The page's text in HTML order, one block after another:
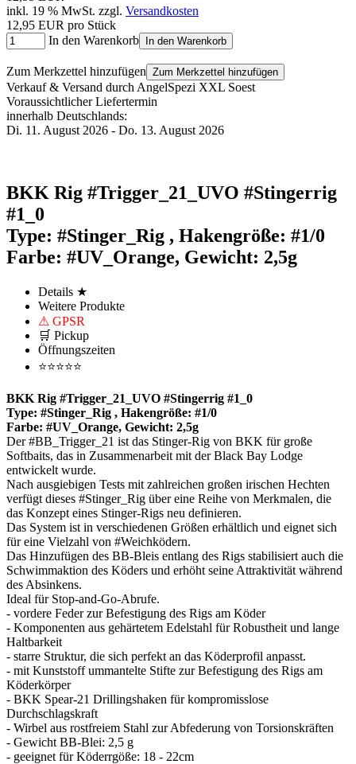
inkl. 19 % MwSt. zzgl. Versandkosten
12,95 EUR pro Stück
In den Warenkorb
In den Warenkorb
Zum Merkzettel hinzufügen Zum Merkzettel hinzufügen
Verkauf & Versand durch AngelSpezi XXL Soest
Voraussichtlicher Liefertermin
innerhalb Deutschlands:
Di. 11. August 2026 - Do. 13. August 2026
BKK Rig #Trigger_21_UVO #Stingerrig
#1_0
Type: #Stinger_Rig , Hakengröße: #1/0
Farbe: #UV_Orange, Gewicht: 2,5g
Details ★
Weitere Produkte
⚠ GPSR
🛒 Pickup
Öffnungszeiten
⭐⭐⭐⭐⭐
BKK Rig #Trigger_21_UVO #Stingerrig #1_0
Type: #Stinger_Rig , Hakengröße: #1/0
Farbe: #UV_Orange, Gewicht: 2,5g
Der #BB_Trigger_21 ist das Stinger-Rig von BKK für große
Softbaits, das in Zusammenarbeit mit der Black Bay Lodge
entwickelt wurde.
Nach ausgiebigen Tests mit zahlreichen großen irischen Hechten
verfügt dieses #Stinger_Rig über eine Reihe von Merkmalen, die
das Konzept eines Stinger-Rigs neu definieren.
Das System ist in verschiedenen Größen erhältlich und eignet sich
für eine Vielzahl von #Weichködern.
Das Hinzufügen des BB-Bleis entlang des Rigs stabilisiert auch die
Schwimmaktion des Köders und erhöht seine Attraktivität während
des Absinkens.
Ideal für Stop-and-Go-Abrufe.
- vordere Feder zur Befestigung des Rigs am Köder
- Komponenten aus gehärtetem Edelstahl für Robustheit und lange
Haltbarkeit
- starre Struktur, die sich perfekt an das Köderprofil anpasst.
- mit Kunststoff ummantelte Stifte zur Befestigung des Rigs am
Köderkörper
- BKK Spear-21 Drillingshaken für kompromisslose
Durchschlagskraft
- Wirbel aus rostfreiem Stahl zur Abfederung von Torsionskräften
- Gewicht BB-Blei: 2,5 g
- geeignet für Köderrgöße: 18 - 22cm